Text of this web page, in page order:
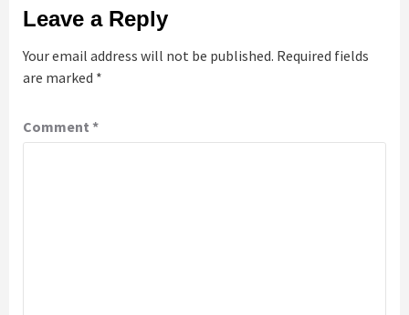
Leave a Reply
Your email address will not be published. Required fields
are marked *
Comment *